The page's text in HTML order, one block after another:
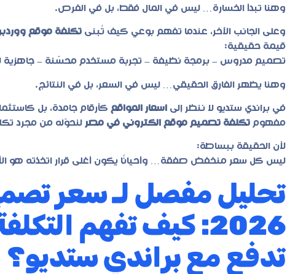
وهنا تبدأ الخسارة… ليس في المال فقط، بل في الفرص.
وعلى الجانب الآخر، عندما تفهم بوعي كيف تُبنى تكلفة موقع
قيمة حقيقية:
تصميم مدروس – برمجة نظيفة – تجربة مستخدم محسّنة – جاهزية
وهنا يظهر الفارق الحقيقي… ليس في السعر، بل في النتائج.
في براندي ستديو لا ننظر إلى اسعار المواقع كأرقام جامدة، بل
مفهوم تكلفة تصميم موقع الكتروني في مصر لنحوّله من مجرد
لأن الحقيقة ببساطة:
ليس كل سعر منخفض صفقة… وأحيانًا يكون أغلى قرار اتخذته هو
تحليل مفصل لـ سعر
2026: كيف تفهم
تدفع مع براندي ستديو؟